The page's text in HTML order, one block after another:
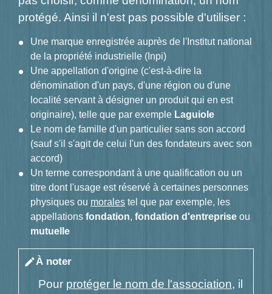
protégé. Ainsi il n'est pas possible d'utiliser :
Une marque enregistrée auprès de l'Institut national
de la propriété industrielle (Inpi)
Une appellation d'origine (c'est-à-dire la
dénomination d'un pays, d'une région ou d'une
localité servant à désigner un produit qui en est
originaire), telle que par exemple Laguiole
Le nom de famille d'un particulier sans son accord
(sauf s'il s'agit de celui l'un des fondateurs avec son
accord)
Un terme correspondant à une qualification ou un
titre dont l'usage est réservé à certaines personnes
physiques ou morales tel que par exemple, les
appellations fondation, fondation d'entreprise ou
mutuelle
editÀ noter
Pour protéger le nom de l'association, il